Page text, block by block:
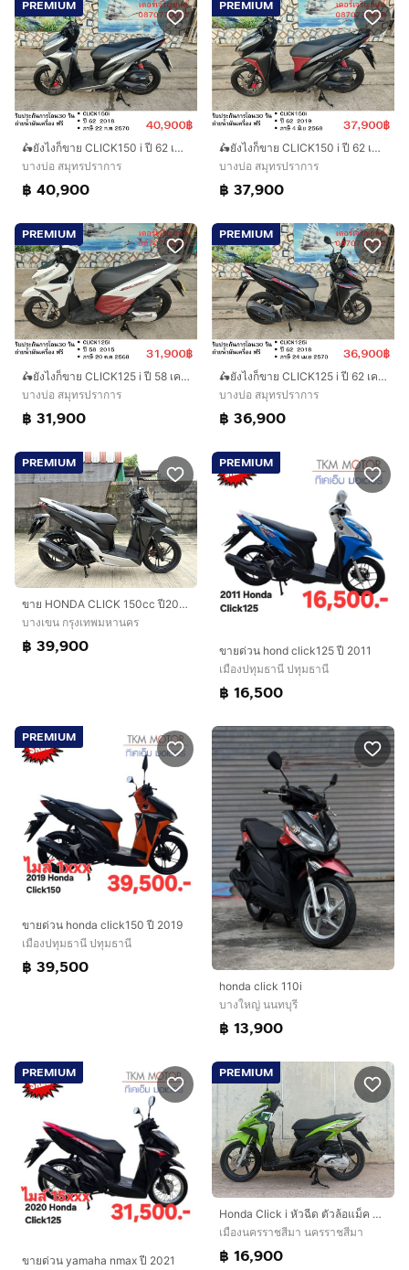
PREMIUM
🛵ยังไงก็ขาย CLICK150 i ปี 62 เครื่องดี สีสวย สตาร์ทมือ เล่มชุดโอนครบ+เปลี่ยนถ่ายน้ำมันเครื่องฟรี ส่งฟรี30 ก.ม
บางบ่อ สมุทรปราการ
฿ 40,900
PREMIUM
🛵ยังไงก็ขาย CLICK150 i ปี 62 เครื่องดี สีสวย สตาร์ทมือ เล่มชุดโอนครบ+เปลี่ยนถ่ายน้ำมันเครื่องฟรี ส่งฟรี30 ก.ม
บางบ่อ สมุทรปราการ
฿ 37,900
PREMIUM
🛵ยังไงก็ขาย CLICK125 i ปี 58 เครื่องดี สีสวย สตาร์ทมือ เล่มชุดโอนครบ+เปลี่ยนถ่ายน้ำมันเครื่องฟรี ส่งฟรี30 ก.ม
บางบ่อ สมุทรปราการ
฿ 31,900
PREMIUM
🛵ยังไงก็ขาย CLICK125 i ปี 62 เครื่องดี สีสวย สตาร์ทมือ เล่มชุดโอนครบ+เปลี่ยนถ่ายน้ำมันเครื่องฟรี ส่งฟรี30 ก.ม
บางบ่อ สมุทรปราการ
฿ 36,900
PREMIUM
ขาย HONDA CLICK 150cc ปี2022 สภาพสวยมากเดิมๆ รถมือเดียว
บางเขน กรุงเทพมหานคร
฿ 39,900
PREMIUM
ขายด่วน hond click125 ปี 2011
เมืองปทุมธานี ปทุมธานี
฿ 16,500
PREMIUM
ขายด่วน honda click150 ปี 2019
เมืองปทุมธานี ปทุมธานี
฿ 39,500
honda click 110i
บางใหญ่ นนทบุรี
฿ 13,900
PREMIUM
ขายด่วน yamaha nmax ปี 2021
PREMIUM
Honda Click i หัวฉีด ตัวล้อแม็ค สีเขียว
เมืองนครราชสีมา นครราชสีมา
฿ 16,900